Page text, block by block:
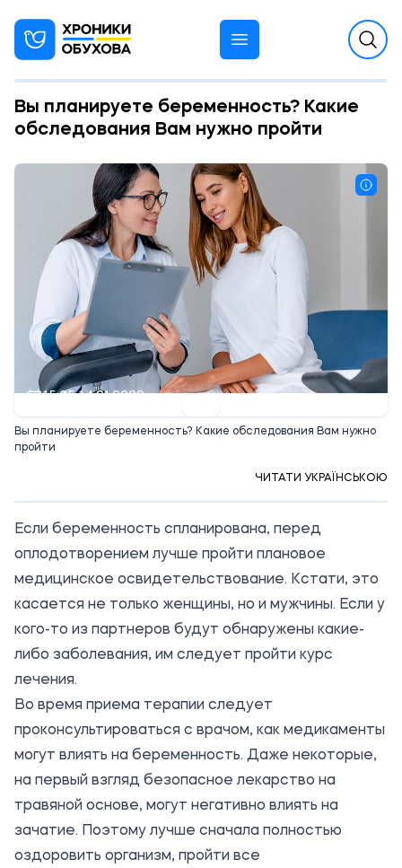
Вы планируете беременность? Какие
обследования Вам нужно пройти
15:25 14.01.2022
Вы планируете беременность? Какие обследования Вам нужно
пройти
ЧИТАТИ УКРАЇНСЬКОЮ
Если беременность спланирована, перед
оплодотворением лучше пройти плановое
медицинское освидетельствование. Кстати, это
касается не только женщины, но и мужчины. Если у
кого-то из партнеров будут обнаружены какие-
либо заболевания, им следует пройти курс
лечения.
Во время приема терапии следует
проконсультироваться с врачом, как медикаменты
могут влиять на беременность. Даже некоторые,
на первый взгляд безопасное лекарство на
травяной основе, могут негативно влиять на
зачатие. Поэтому лучше сначала полностью
оздоровить организм, пройти все